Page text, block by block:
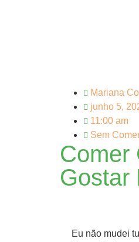
Mariana
junho 5,
11:00 am
Sem
Comer
Gostar
Eu não mudei